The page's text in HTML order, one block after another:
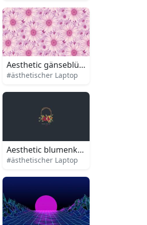
Aesthetic gänseblümchen laptop
#ästhetischer Laptop
Aesthetic blumenkorb laptop
#ästhetischer Laptop